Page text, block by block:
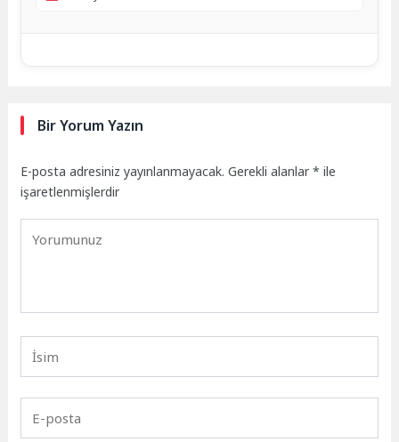
Bir Yorum Yazın
E-posta adresiniz yayınlanmayacak. Gerekli alanlar* ile
işaretlenmişlerdir